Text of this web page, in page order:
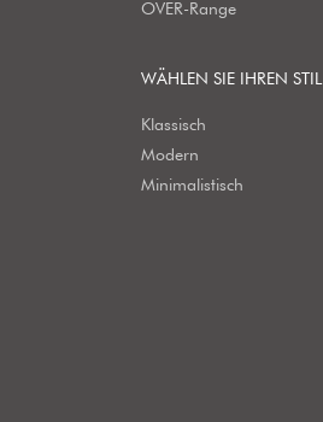
OVER-Range
WÄHLEN SIE IHREN STIL
Klassisch
Modern
Minimalistisch